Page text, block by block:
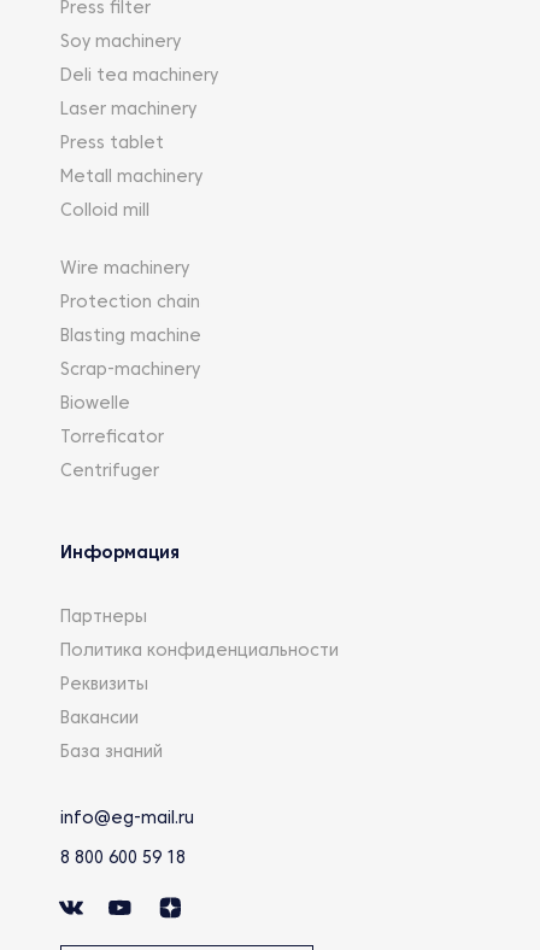
Press filter
Soy machinery
Deli tea machinery
Laser machinery
Press tablet
Metall machinery
Colloid mill
Wire machinery
Protection chain
Blasting machine
Scrap-machinery
Biowelle
Torreficator
Centrifuger
Информация
Партнеры
Политика конфиденциальности
Реквизиты
Вакансии
База знаний
info@eg-mail.ru
8 800 600 59 18